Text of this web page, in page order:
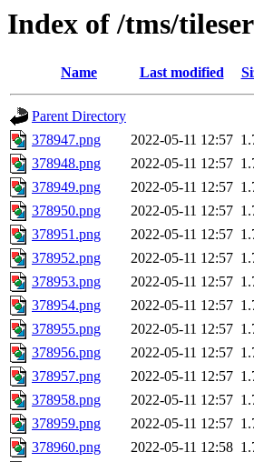
Index of /tms/
Name Last modified
Parent Directory
378947.png
2022-05-11 12:57
378948.png
2022-05-11 12:57
378949.png
2022-05-11 12:57
378950.png
2022-05-11 12:57
378951.png
2022-05-11 12:57
378952.png
2022-05-11 12:57
378953.png
2022-05-11 12:57
378954.png
2022-05-11 12:57
378955.png
2022-05-11 12:57
378956.png
2022-05-11 12:57
378957.png
2022-05-11 12:57
378958.png
2022-05-11 12:57
378959.png
2022-05-11 12:57
378960.png
2022-05-11 12:58